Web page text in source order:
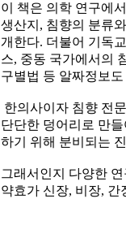
이 책은 의학 연구에
생산지, 침향의 분류
개한다. 더불어 기독
스, 중동 국가에서의
구별법 등 알짜정보
한의사이자 침향 전
단단한 덩어리로 만
하기 위해 분비되는
그래서인지 다양한
약효가 신장, 비장, 간